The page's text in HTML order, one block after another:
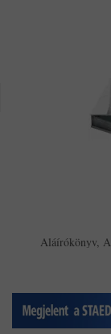
Aláírókönyv,